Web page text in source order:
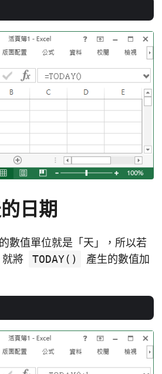
日期
數值單位就是「天」，所以若
就將
TODAY()
產生的數值加